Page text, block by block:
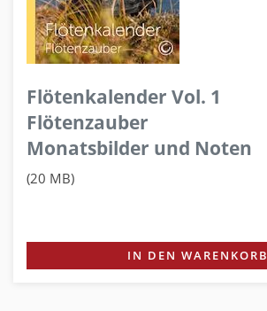
Flötenkalender Vol. 1
Flötenzauber
Monatsbilder und Noten
(20 MB)
IN DEN WARENKORB